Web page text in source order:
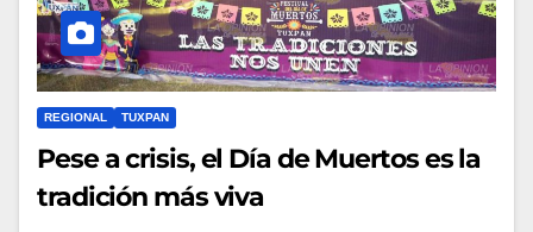
REGIONAL TUXPAN
Pese a crisis, el Día de Muertos es la
tradición más viva